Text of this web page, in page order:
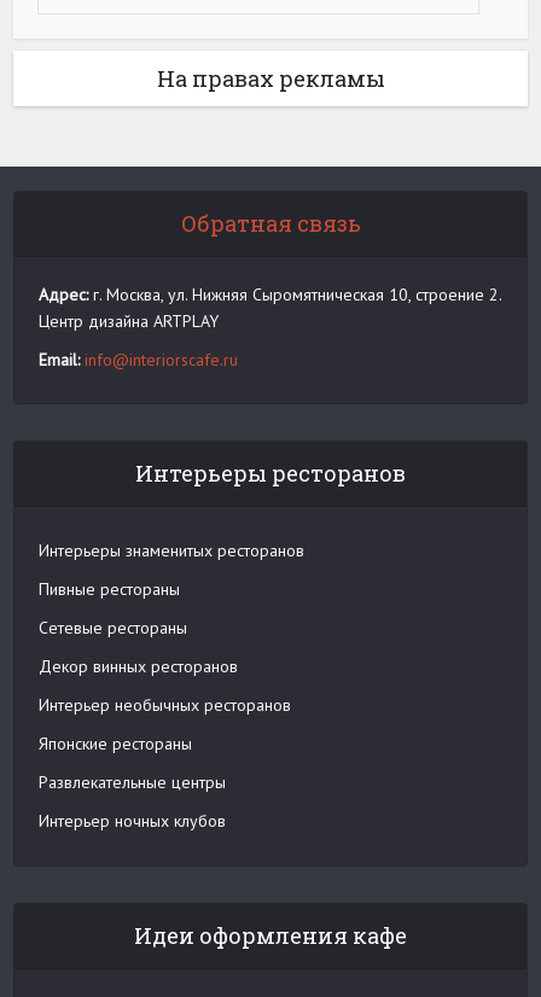
На правах рекламы
Обратная связь
Адрес:г. Москва, ул. Нижняя Сыромятническая 10, строение 2.
Центр дизайна ARTPLAY
Email: info@interiorscafe.ru
Интерьеры ресторанов
Интерьеры знаменитых ресторанов
Пивные рестораны
Сетевые рестораны
Декор винных ресторанов
Интерьер необычных ресторанов
Японские рестораны
Развлекательные центры
Интерьер ночных клубов
Идеи оформления кафе